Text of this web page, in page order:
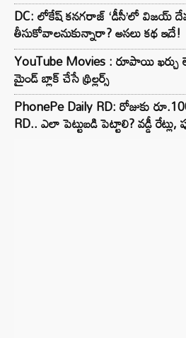
DC: లోకేష్ కనగరాజ్ ‘డీసీ’లో విజయ్
తీసుకోవాలనుకున్నారా? అసలు కథ ఇదే!
YouTube Movies : రూపాయి
మైండ్ బ్లాక్‌ చేసే థ్రిల్లర్స్‌
PhonePe Daily RD: రోజుకు
RD.. ఎలా పెట్టుబడి పెట్టాలి? వడ్డీ రేట్లు,